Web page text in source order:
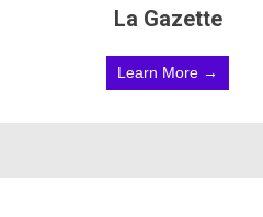
La Gazette
Learn More →